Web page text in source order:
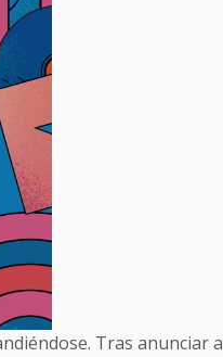
Tras anunciar a